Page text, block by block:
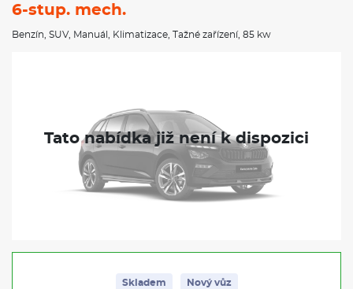
6-stup. mech.
Benzín SUV, Manuál Klimatizace Tažné zařízení, 85 kw
Skladem Nový vůz